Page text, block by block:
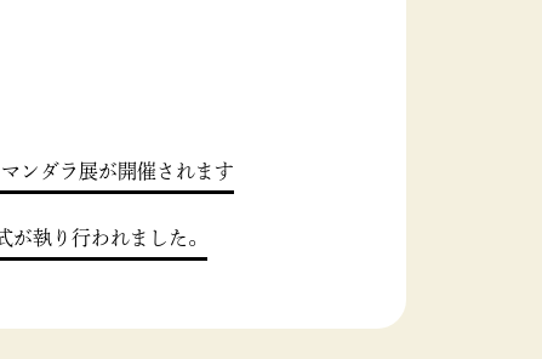
ンダラ展が開催されます
執り行われました。